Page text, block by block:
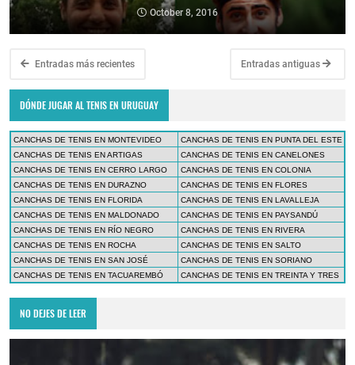
October 8, 2016
Entradas más recientes Entradas antiguas
DÓNDE JUGAR AL TENIS EN URUGUAY
CANCHAS DE TENIS EN MONTEVIDEO
CANCHAS DE TENIS EN PUNTA DEL ESTE
CANCHAS DE TENIS EN ARTIGAS
CANCHAS DE TENIS EN CANELONES
CANCHAS DE TENIS EN CERRO LARGO
CANCHAS DE TENIS EN COLONIA
CANCHAS DE TENIS EN DURAZNO
CANCHAS DE TENIS EN FLORES
CANCHAS DE TENIS EN FLORIDA
CANCHAS DE TENIS EN LAVALLEJA
CANCHAS DE TENIS EN MALDONADO
CANCHAS DE TENIS EN PAYSANDÚ
CANCHAS DE TENIS EN RÍO NEGRO
CANCHAS DE TENIS EN RIVERA
CANCHAS DE TENIS EN ROCHA
CANCHAS DE TENIS EN SALTO
CANCHAS DE TENIS EN SAN JOSÉ
CANCHAS DE TENIS EN SORIANO
CANCHAS DE TENIS EN TACUAREMBÓ
CANCHAS DE TENIS EN TREINTA Y TRES
NO DEJES DE LEER